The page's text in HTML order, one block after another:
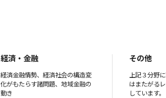
経済・金融
経済金融情勢、経済社会の構造変
化がもたらす諸問題、地域金融の
動き
その他
上記３分野
はまたがる
しています。